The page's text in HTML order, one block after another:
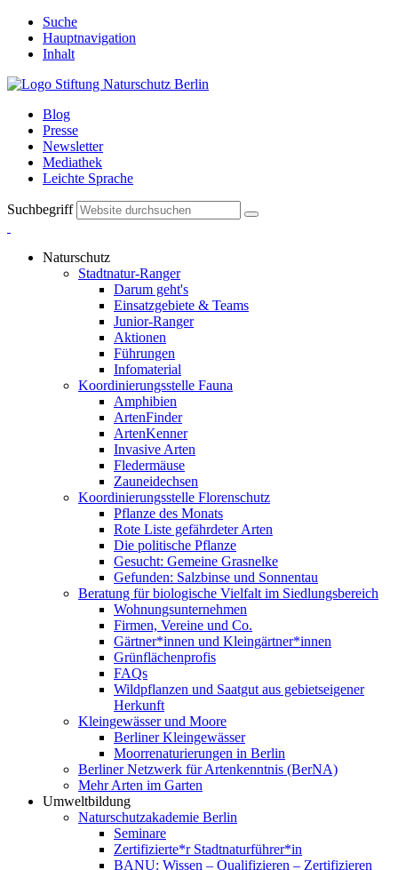
Suche
Hauptnavigation
Inhalt
Blog
Presse
Newsletter
Mediathek
Leichte Sprache
Suchbegriff
Naturschutz
Stadtnatur-Ranger
Darum geht's
Einsatzgebiete & Teams
Junior-Ranger
Aktionen
Führungen
Infomaterial
Koordinierungsstelle Fauna
Amphibien
ArtenFinder
ArtenKenner
Invasive Arten
Fledermäuse
Zauneidechsen
Koordinierungsstelle Florenschutz
Pflanze des Monats
Rote Liste gefährdeter Arten
Die politische Pflanze
Gesucht: Gemeine Grasnelke
Gefunden: Salzbinse und Sonnentau
Beratung für biologische Vielfalt im Siedlungsbereich
Wohnungsunternehmen
Firmen, Vereine und Co.
Gärtner*innen und Kleingärtner*innen
Grünflächenprofis
FAQs
Wildpflanzen und Saatgut aus gebietseigener
Herkunft
Kleingewässer und Moore
Berliner Kleingewässer
Moorrenaturierungen in Berlin
Berliner Netzwerk für Artenkenntnis (BerNA)
Mehr Arten im Garten
Umweltbildung
Naturschutzakademie Berlin
Seminare
Zertifizierte*r Stadtnaturführer*in
BANU: Wissen – Qualifizieren – Zertifizieren